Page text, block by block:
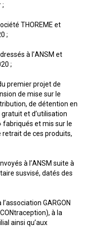
;
THOREME et
;
à l’ANSM et
;
premier projet de
de mise sur le
de détention en
et d’utilisation
fabriqués et mis sur le
retrait de ces produits,
à l’ANSM suite à
susvisé, datés des
GARGON
à la
ainsi qu’aux